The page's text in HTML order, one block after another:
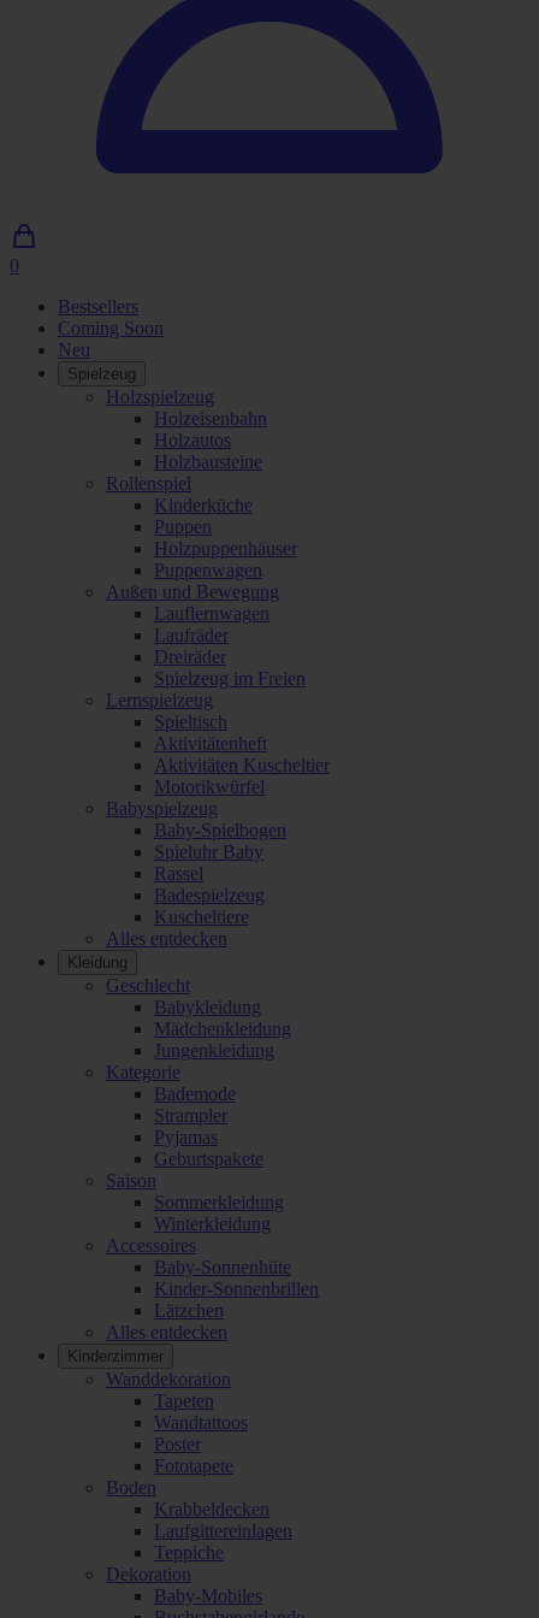
0
Einkaufswagen
Bestsellers
Coming Soon
Neu
Spielzeug
Holzspielzeug
Holzeisenbahn
Holzautos
Holzbausteine
Rollenspiel
Kinderküche
Puppen
Holzpuppenhäuser
Puppenwagen
Außen und Bewegung
Lauflernwagen
Laufräder
Dreiräder
Spielzeug im Freien
Lernspielzeug
Spieltisch
Aktivitätenheft
Aktivitäten Kuscheltier
Motorikwürfel
Babyspielzeug
Baby-Spielbogen
Spieluhr Baby
Rassel
Badespielzeug
Kuscheltiere
Alles entdecken
Kleidung
Geschlecht
Babykleidung
Mädchenkleidung
Jungenkleidung
Kategorie
Bademode
Strampler
Pyjamas
Geburtspakete
Saison
Sommerkleidung
Winterkleidung
Accessoires
Baby-Sonnenhüte
Kinder-Sonnenbrillen
Lätzchen
Alles entdecken
Kinderzimmer
Wanddekoration
Tapeten
Wandtattoos
Poster
Fototapete
Boden
Krabbeldecken
Laufgittereinlagen
Teppiche
Dekoration
Baby-Mobiles